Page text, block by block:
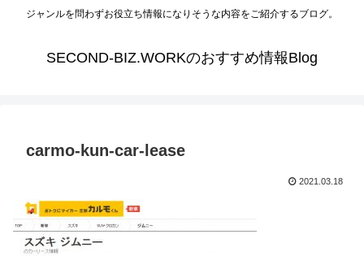
ジャンルを問わずお役立ち情報になりそうな内容をご紹介するブログ。
SECOND-BIZ.WORKのおすすめ情報Blog
carmo-kun-car-lease
2021.03.18